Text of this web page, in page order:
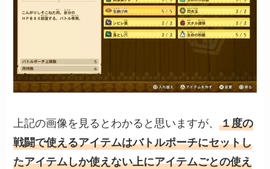
上記の画像を見るとわかると思いますが、１度の
戦闘で使えるアイテムはバトルポーチにセットし
たアイテムしか使えない上にアイテムごとの使え